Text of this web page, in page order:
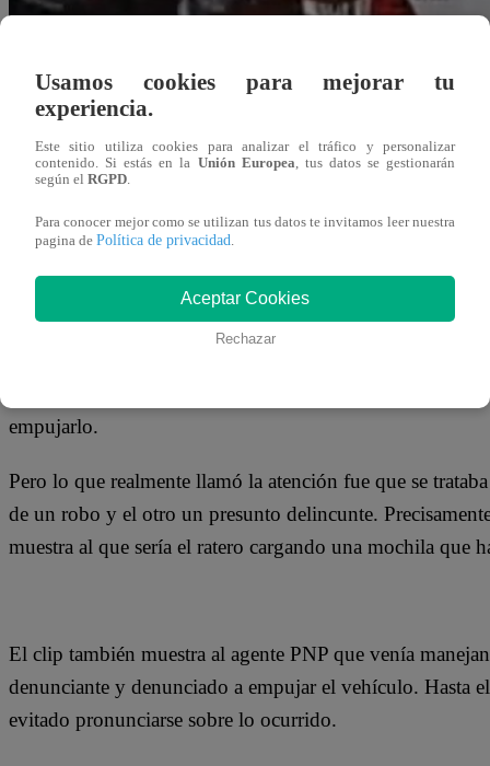
malogró cuando se dirigía a la comisaría, por lo que sus
empujarlo.
Pero lo que realmente llamó la atención fue que se
de un robo y el otro un presunto delincunte.
muestra al que sería el ratero cargando una mochila que
El clip también muestra al agente PNP que venía
denunciante y denunciado a empujar el vehículo. Hasta
evitado pronunciarse sobre lo ocurrido.
Usamos cookies para mejorar tu
experiencia.
Este sitio utiliza cookies para analizar el tráfico y personalizar
contenido. Si estás en la Unión Europea, tus datos se gestionarán
según el RGPD.
Para conocer mejor como se utilizan tus datos te invitamos leer nuestra
pagina de Política de privacidad.
Aceptar Cookies
Rechazar